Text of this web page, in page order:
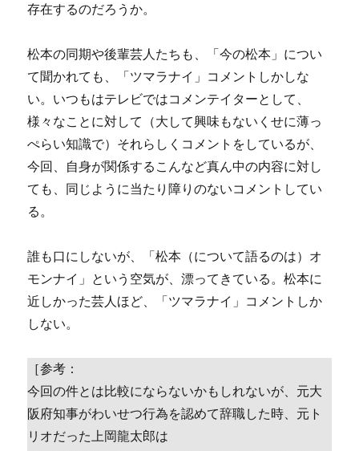
存在するのだろうか。
松本の同期や後輩芸人たちも、「今の松本」につい
て聞かれても、「ツマラナイ」コメントしかしな
い。いつもはテレビではコメンテイターとして、
様々なことに対して（大して興味もないくせに薄っ
ぺらい知識で）それらしくコメントをしているが、
今回、自身が関係するこんなど真ん中の内容に対し
ても、同じように当たり障りのないコメントしてい
る。
誰も口にしないが、「松本（について語るのは）オ
モンナイ」という空気が、漂ってきている。松本に
近しかった芸人ほど、「ツマラナイ」コメントしか
しない。
［参考：
今回の件とは比較にならないかもしれないが、元大
阪府知事がわいせつ行為を認めて辞職した時、元ト
リオだった上岡龍太郎は